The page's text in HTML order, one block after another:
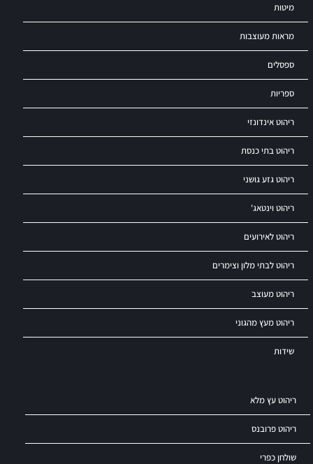
מיטות
מראות מעוצבות
ספסלים
ספריות
ריהוט אינדונזי
ריהוט בתי כנסת
ריהוט גזע גושני
ריהוט וינטאג'
ריהוט לאירועים
ריהוט לבתי מלון וצימרים
ריהוט מעוצב
ריהוט מעץ מהגוני
שידות
ריהוט עץ מלא
ריהוט פרובנס
שולחן כפרי